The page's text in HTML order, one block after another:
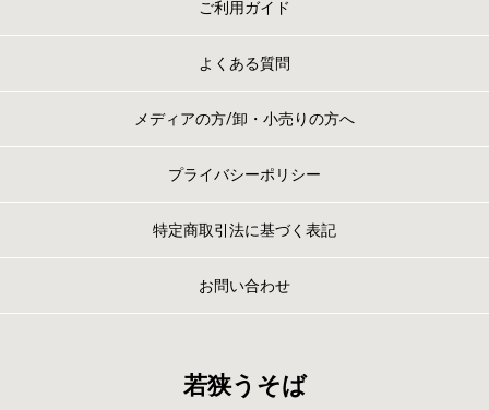
ご利用ガイド
よくある質問
メディアの方/卸・小売りの方へ
プライバシーポリシー
特定商取引法に基づく表記
お問い合わせ
若狭うそば